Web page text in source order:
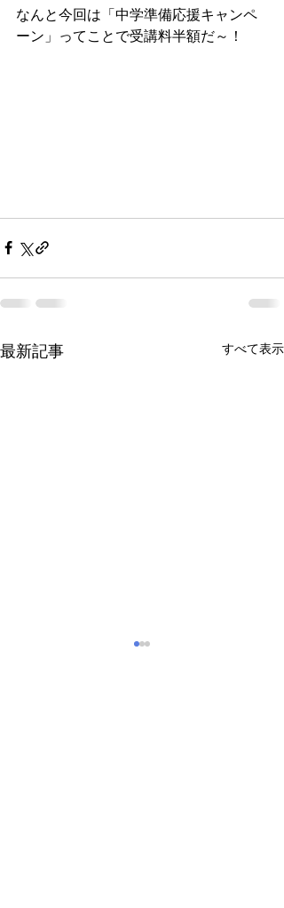
なんと今回は「中学準備応援キャンペ
ーン」ってことで受講料半額だ～！
最新記事 すべて表示